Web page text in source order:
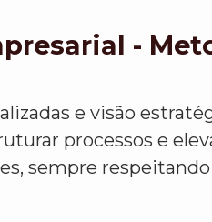
-
e visão
processos e
sempre